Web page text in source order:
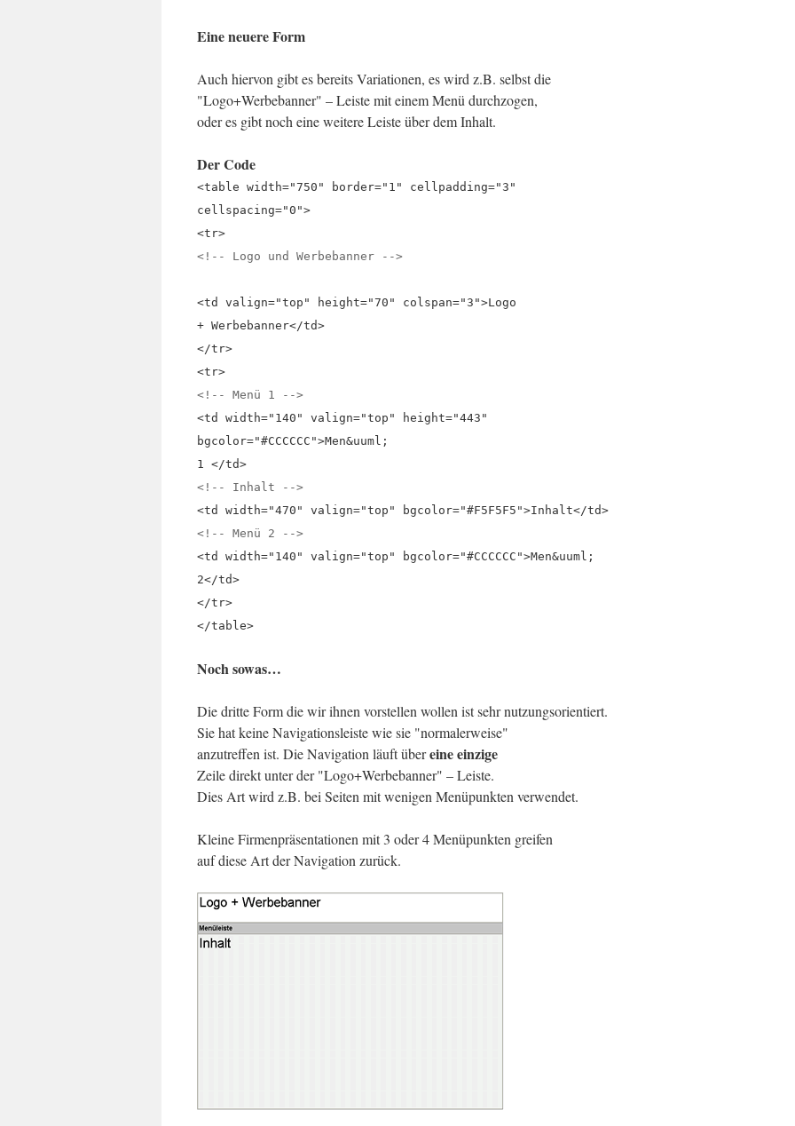
Eine neuere Form
Auch hiervon gibt es bereits Variationen, es wird z.B. selbst die
"Logo+Werbebanner" – Leiste mit einem Menü durchzogen,
oder es gibt noch eine weitere Leiste über dem Inhalt.
Der Code
<table width="750" border="1" cellpadding="3"
cellspacing="0">
<tr>
<!-- Logo und Werbebanner -->
<td valign="top" height="70" colspan="3">Logo
+ Werbebanner</td>
</tr>
<tr>
<!-- Menü 1 -->
<td width="140" valign="top" height="443"
bgcolor="#CCCCCC">Men&uuml;
1 </td>
<!-- Inhalt -->
<td width="470" valign="top" bgcolor="#F5F5F5">Inhalt</td>
<!-- Menü 2 -->
<td width="140" valign="top" bgcolor="#CCCCCC">Men&uuml;
2</td>
</tr>
</table>
Noch sowas…
Die dritte Form die wir ihnen vorstellen wollen ist sehr nutzungsorientiert.
Sie hat keine Navigationsleiste wie sie "normalerweise"
anzutreffen ist. Die Navigation läuft übereine einzige
Zeile direkt unter der "Logo+Werbebanner" – Leiste.
Dies Art wird z.B. bei Seiten mit wenigen Menüpunkten verwendet.
Kleine Firmenpräsentationen mit 3 oder 4 Menüpunkten greifen
auf diese Art der Navigation zurück.